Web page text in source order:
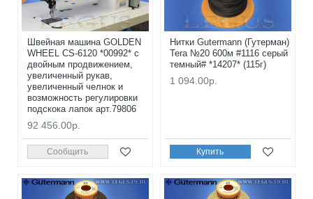
Швейная машина GOLDEN
WHEEL CS-6120 *00992* с
двойным продвижением,
увеличенный рукав,
увеличенный челнок и
возможность регулировки
подскока лапок арт.79806
92 456.00р.
Сообщить
Нитки Gutermann (Гутерман)
Tera №20 600м #1116 серый
темный# *14207* (115г)
1 094.00р.
Купить